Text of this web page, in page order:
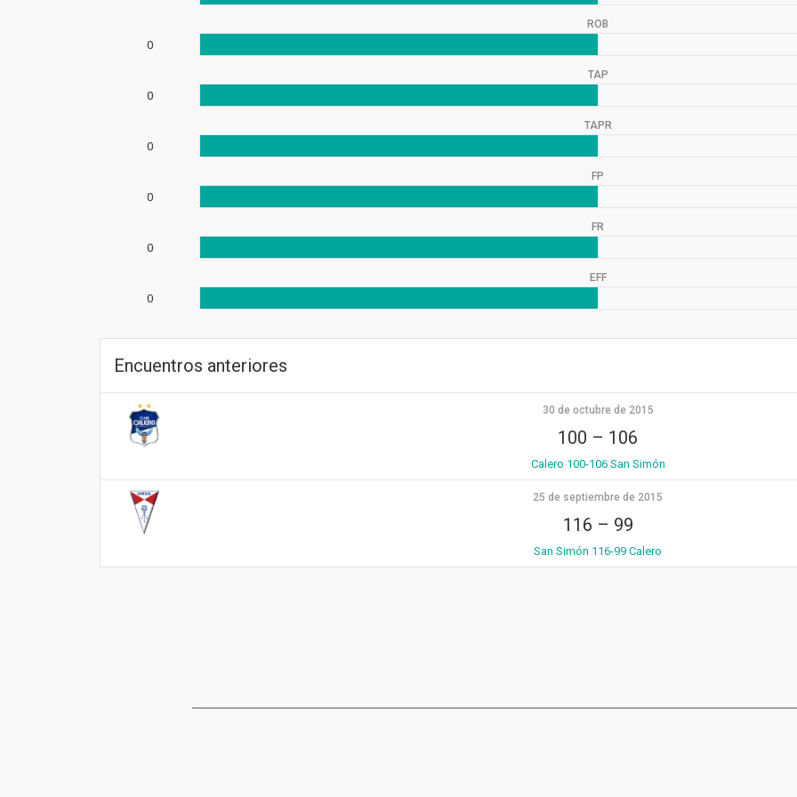
ROB
0
TAP
0
TAPR
0
FP
0
FR
0
EFF
0
Encuentros anteriores
30 de octubre de 2015
100 – 106
Calero 100-106 San Simón
25 de septiembre de 2015
116 – 99
San Simón 116-99 Calero